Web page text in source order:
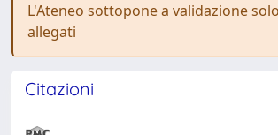
L'Ateneo sottopone a validazione
allegati
Citazioni